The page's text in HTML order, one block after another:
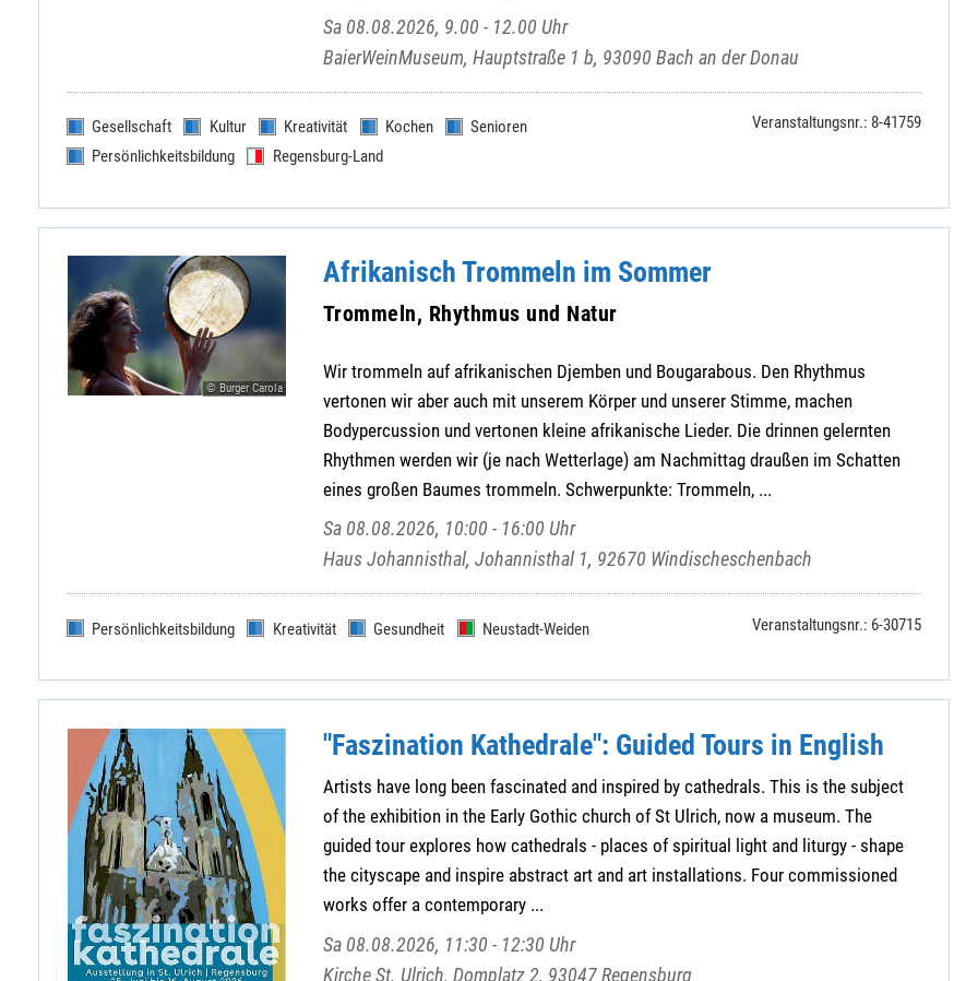
Sa 08.08.2026, 9.00 - 12.00 Uhr
BaierWeinMuseum, Hauptstraße 1 b, 93090 Bach an der Donau
Gesellschaft Kultur Kreativität Kochen
Senioren
Persönlichkeitsbildung
Regensburg-Land
Veranstaltungsnr.: 8-41759
© Burger Carola
Afrikanisch Trommeln im Sommer
Trommeln, Rhythmus und Natur
Wir trommeln auf afrikanischen Djemben und Bougarabous. Den Rhythmus
vertonen wir aber auch mit unserem Körper und unserer Stimme, machen
Bodypercussion und vertonen kleine afrikanische Lieder. Die drinnen gelernten
Rhythmen werden wir (je nach Wetterlage) am Nachmittag draußen im Schatten
eines großen Baumes trommeln. Schwerpunkte: Trommeln, ...
Sa 08.08.2026, 10:00 - 16:00 Uhr
Haus Johannisthal, Johannisthal 1, 92670 Windischeschenbach
Persönlichkeitsbildung Kreativität Gesundheit Neustadt-Weiden Veranstaltungsnr.: 6-30715
"Faszination Kathedrale": Guided Tours in English
Artists have long been fascinated and inspired by cathedrals. This is the subject
of the exhibition in the Early Gothic church of St Ulrich, now a museum. The
guided tour explores how cathedrals - places of spiritual light and liturgy - shape
the cityscape and inspire abstract art and art installations. Four commissioned
works offer a contemporary ...
Sa 08.08.2026, 11:30 - 12:30 Uhr
Kirche St. Ulrich, Domplatz 2, 93047 Regensburg